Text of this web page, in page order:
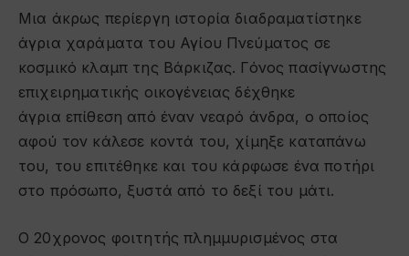
Μια άκρως περίεργη ιστορία διαδραματίστηκε
άγρια χαράματα του Αγίου Πνεύματος σε
κοσμικό κλαμπ της Βάρκιζας. Γόνος πασίγνωστης
επιχειρηματικής οικογένειας δέχθηκε
άγρια επίθεση από έναν νεαρό άνδρα, ο οποίος
αφού τον κάλεσε κοντά του, χίμηξε καταπάνω
του, του επιτέθηκε και του κάρφωσε ένα ποτήρι
στο πρόσωπο, ξυστά από το δεξί του μάτι.
Ο 20χρονος φοιτητής πλημμυρισμένος στα